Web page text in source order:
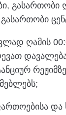
გასართობი
ღამის